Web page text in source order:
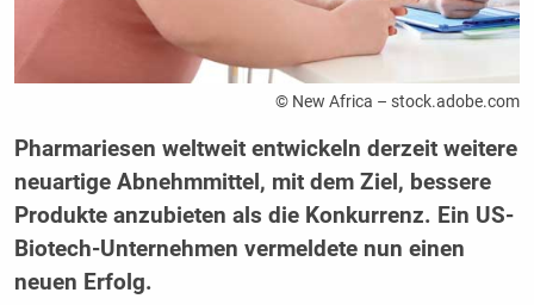
© New Africa – stock.adobe.com
Pharmariesen weltweit entwickeln derzeit weitere
neuartige Abnehmmittel, mit dem Ziel, bessere
Produkte anzubieten als die Konkurrenz. Ein US-
Biotech-Unternehmen vermeldete nun einen
neuen Erfolg.